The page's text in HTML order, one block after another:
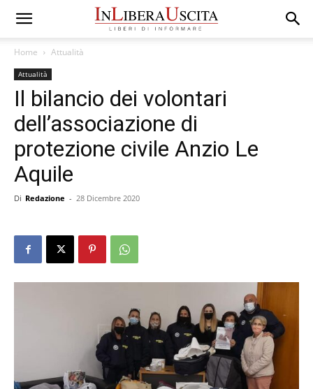
Home Attualità
Attualità
Il bilancio dei volontari
dell’associazione di
protezione civile Anzio Le
Aquile
Di Redazione - 28 Dicembre 2020